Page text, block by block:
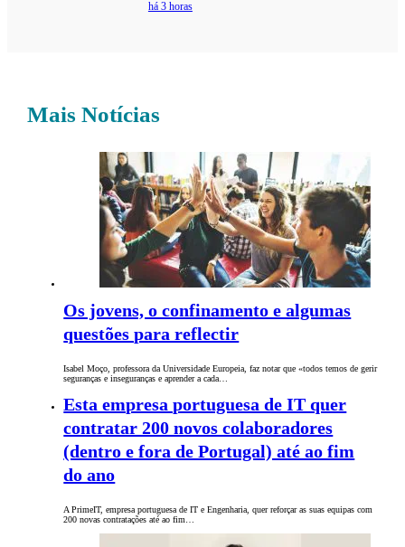
há 3 horas
Mais Notícias
Os jovens, o confinamento e algumas
questões para reflectir
Isabel Moço, professora da Universidade Europeia, faz notar que «todos temos de gerir
seguranças e inseguranças e aprender a cada…
Esta empresa portuguesa de IT quer
contratar 200 novos colaboradores
(dentro e fora de Portugal) até ao fim
do ano
A PrimeIT, empresa portuguesa de IT e Engenharia, quer reforçar as suas equipas com
200 novas contratações até ao fim…